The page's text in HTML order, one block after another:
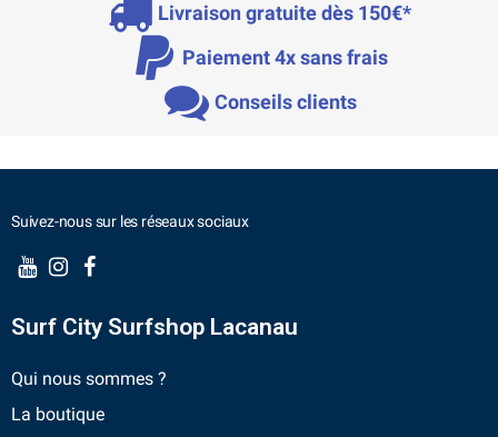
Livraison gratuite dès 150€*
Paiement 4x sans frais
Conseils clients
Suivez-nous sur les réseaux sociaux
Surf City Surfshop Lacanau
Qui nous sommes ?
La boutique